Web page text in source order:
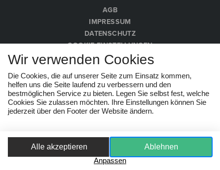
Wir verwenden Cookies
Die Cookies, die auf unserer Seite zum Einsatz kommen,
helfen uns die Seite laufend zu verbessern und den
bestmöglichen Service zu bieten. Legen Sie selbst fest, welche
Cookies Sie zulassen möchten. Ihre Einstellungen können Sie
jederzeit über den Footer der Website ändern.
Alle akzeptieren
Ablehnen
Anpassen
© Wachau Kultur Melk 2026
AGB
IMPRESSUM
DATENSCHUTZ
COOKIE-EINSTELLUNGEN
HINWEISGEBER:INNEN